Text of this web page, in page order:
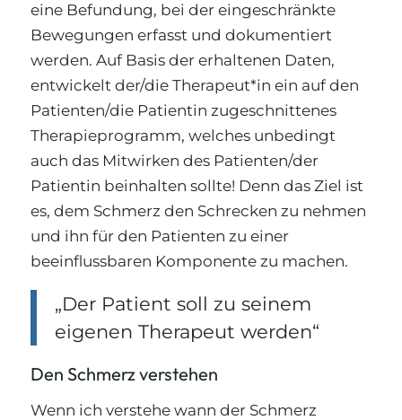
eine Befundung, bei der eingeschränkte
Bewegungen erfasst und dokumentiert
werden. Auf Basis der erhaltenen Daten,
entwickelt der/die Therapeut*in ein auf den
Patienten/die Patientin zugeschnittenes
Therapieprogramm, welches unbedingt
auch das Mitwirken des Patienten/der
Patientin beinhalten sollte! Denn das Ziel ist
es, dem Schmerz den Schrecken zu nehmen
und ihn für den Patienten zu einer
beeinflussbaren Komponente zu machen.
„Der Patient soll zu seinem
eigenen Therapeut werden“
Den Schmerz verstehen
Wenn ich verstehe wann der Schmerz